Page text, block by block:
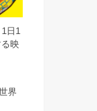
日1
映
界